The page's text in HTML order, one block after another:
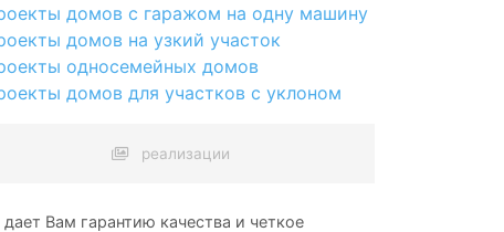
домов с гаражом на одну машину
домов на узкий участок
односемейных домов
домов для участков с уклоном
реализации
Вам гарантию качества и четкое